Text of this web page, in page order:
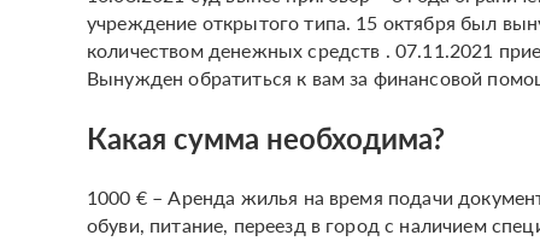
учреждение открытого типа. 15 октября был
количеством денежных средств . 07.11.2021
Вынужден обратиться к вам за финансовой
Какая сумма необходима?
1000 € – Аренда жилья на время подачи
обуви, питание, переезд в город с наличием